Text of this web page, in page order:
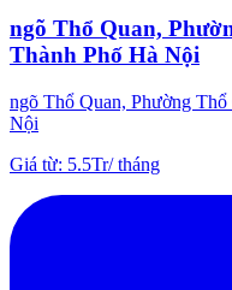
ngõ Thổ Quan,
Thành Phố Hà Nội
ngõ Thổ Quan, Phường
Nội
Giá từ: 5.5Tr/tháng